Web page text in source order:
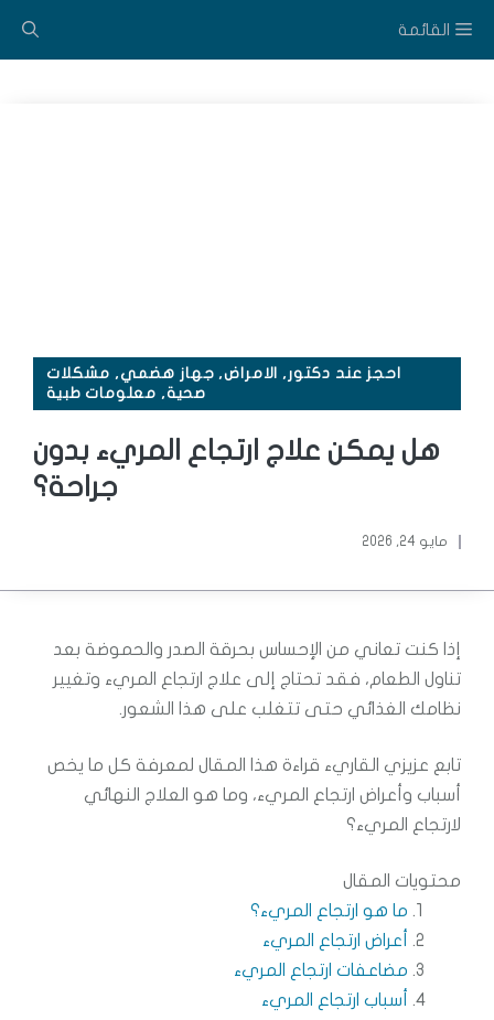
القائمة
احجز عند دكتور , الامراض, جهاز هضمي , مشكلات
صحية, معلومات طبية
هل يمكن علاج ارتجاع المريء بدون
جراحة؟
مايو 24, 2026
إذا كنت تعاني من الإحساس بحرقة الصدر والحموضة بعد
تناول الطعام، فقد تحتاج إلى علاج ارتجاع المريء وتغيير
نظامك الغذائي حتى تتغلب على هذا الشعور.
تابع عزيزي القاريء قراءة هذا المقال لمعرفة كل ما يخص
أسباب وأعراض ارتجاع المريء، وما هو العلاج النهائي
لارتجاع المريء؟
محتويات المقال
ما هو ارتجاع المريء؟
أعراض ارتجاع المريء
مضاعفات ارتجاع المريء
أسباب ارتجاع المريء